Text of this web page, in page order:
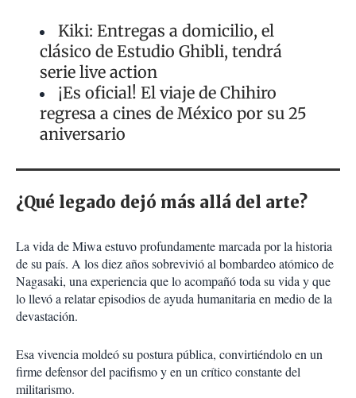
Kiki: Entregas a domicilio, el
clásico de Estudio Ghibli, tendrá
serie live action
¡Es oficial! El viaje de Chihiro
regresa a cines de México por su 25
aniversario
¿Qué legado dejó más allá del arte?
La vida de Miwa estuvo profundamente marcada por la historia
de su país. A los diez años sobrevivió al bombardeo atómico de
Nagasaki, una experiencia que lo acompañó toda su vida y que
lo llevó a relatar episodios de ayuda humanitaria en medio de la
devastación.
Esa vivencia moldeó su postura pública, convirtiéndolo en un
firme defensor del pacifismo y en un crítico constante del
militarismo.